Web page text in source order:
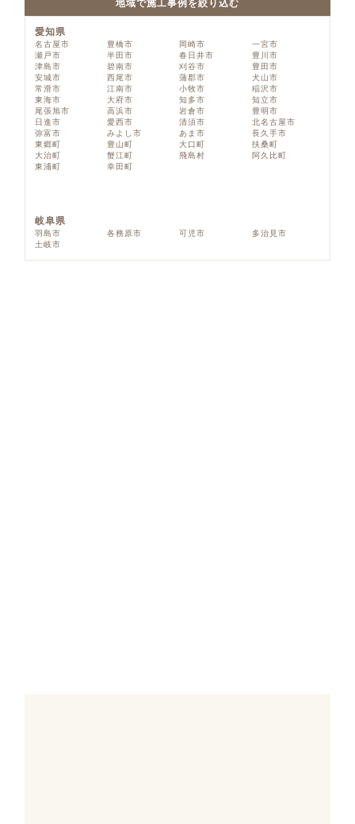
地域で施工事例を絞り込む
愛知県
名古屋市 豊橋市 岡崎市
一宮市
瀬戸市
半田市 春日井市
豊川市
津島市
碧南市 刈谷市
豊田市
安城市
西尾市 蒲郡市
犬山市
常滑市
江南市 小牧市
稲沢市
東海市
大府市 知多市
知立市
尾張旭市
高浜市 岩倉市
豊明市
日進市
愛西市 清須市
北名古屋市
弥富市
みよし市 あま市
長久手市
東郷町
豊山町 大口町
扶桑町
大治町
蟹江町 飛島村
阿久比町
東浦町
幸田町
岐阜県
羽島市 各務原市 可児市
多治見市
土岐市